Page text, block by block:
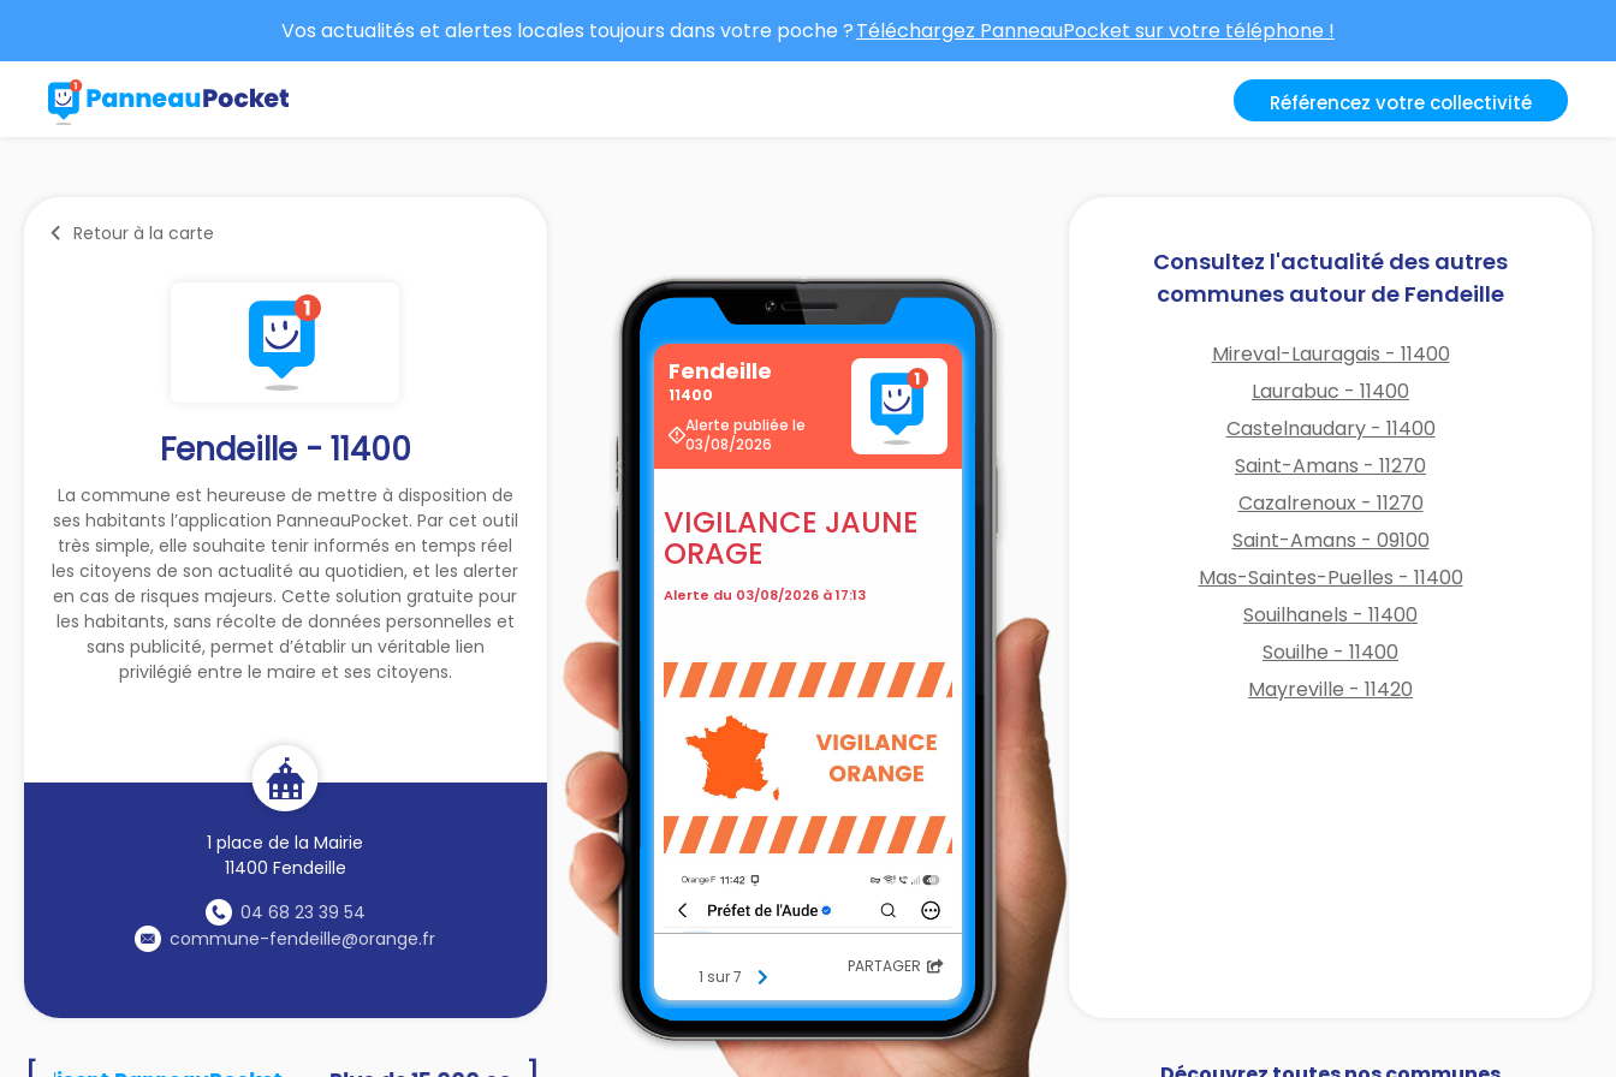
Vos actualités et alertes locales toujours dans votre poche ?Téléchargez PanneauPocket sur votre téléphone !
Référencez votre collectivité
Retour à la carte
Fendeille - 11400
La commune est heureuse de mettre à disposition de
ses habitants l’application PanneauPocket. Par cet outil
très simple, elle souhaite tenir informés en temps réel
les citoyens de son actualité au quotidien, et les alerter
en cas de risques majeurs. Cette solution gratuite pour
les habitants, sans récolte de données personnelles et
sans publicité, permet d’établir un véritable lien
privilégié entre le maire et ses citoyens.
1 place de la Mairie
11400 Fendeille
04 68 23 39 54
commune-fendeille@orange.fr
Fendeille
11400
Alerte publiée le
03/08/2026
VIGILANCE JAUNE
ORAGE
Alerte du 03/08/2026 à 17:13
1 sur 7 PARTAGER
Consultez l'actualité des autres
communes autour de Fendeille
Mireval-Lauragais - 11400
Laurabuc - 11400
Castelnaudary - 11400
Saint-Amans - 11270
Cazalrenoux - 11270
Saint-Amans - 09100
Mas-Saintes-Puelles - 11400
Souilhanels - 11400
Souilhe - 11400
Mayreville - 11420